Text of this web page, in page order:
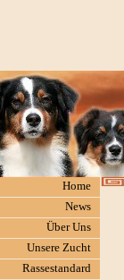
Home
News
Über Uns
Unsere Zucht
Rassestandard